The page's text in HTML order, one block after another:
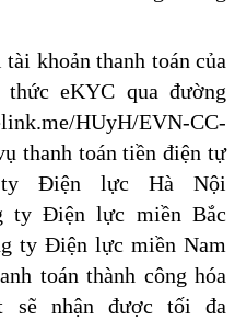
khoản thanh toán của
thức eKYC qua đường
HUyH/EVN-CC-
thanh toán tiền điện tự
ty Điện lực Hà Nội
ty Điện lực miền Bắc
ty Điện lực miền Nam
toán thành công hóa
sẽ nhận được tối đa